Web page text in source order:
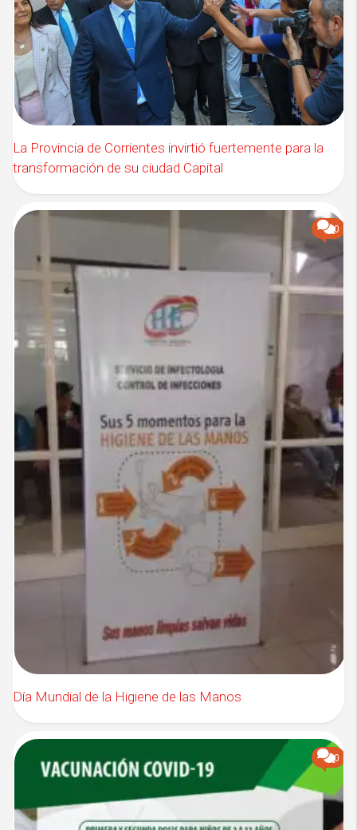
La Provincia de Corrientes invirtió fuertemente para la
transformación de su ciudad Capital
0
Día Mundial de la Higiene de las Manos
0